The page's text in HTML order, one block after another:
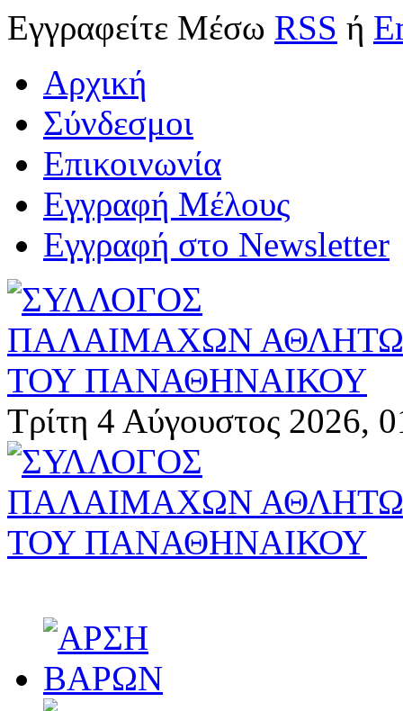
Εγγραφείτε Μέσω RSS ή
Αρχική
Σύνδεσμοι
Επικοινωνία
Εγγραφή Μέλους
Εγγραφή στο Newsletter
Τρίτη 4 Αύγουστος 2026,